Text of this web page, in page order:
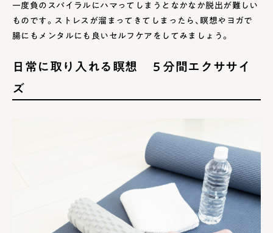
一度負のスパイラルにハマってしまうとなかなか脱出が難しい
ものです。ストレスが溜まってきてしまったら、瞑想やヨガで
腸にもメンタルにも良いセルフケアをしてみましょう。
日常に取り入れる瞑想 ５分間エクササイ
ズ